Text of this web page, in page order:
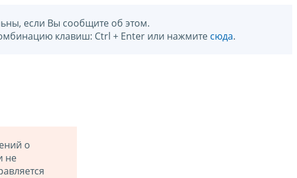
если Вы сообщите об этом.
клавиш: Ctrl + Enter или нажмите сюда.
о
не